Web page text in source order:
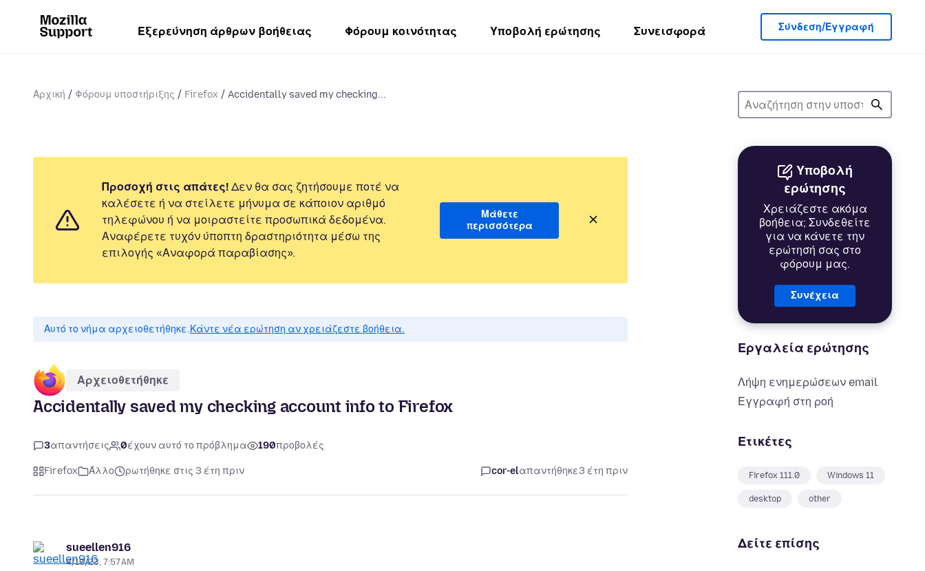
Εξερεύνηση άρθρων βοήθειας Φόρουμ κοινότητας Υποβολή ερώτησης Συνεισφορά Σύνδεση/Εγγραφή
Αρχική Φόρουμ υποστήριξης Firefox Accidentally saved my checking...
Υποβολή
ερώτησης
Χρειάζεστε ακόμα
βοήθεια; Συνδεθείτε
για να κάνετε την
ερώτησή σας στο
φόρουμ μας.
Συνέχεια
Εργαλεία ερώτησης
Λήψη ενημερώσεων email
Εγγραφή στη ροή
Ετικέτες
Firefox 111.0 Windows 11
desktop other
Δείτε επίσης
Προσοχή στις απάτες! Δεν θα σας ζητήσουμε ποτέ να
καλέσετε ή να στείλετε μήνυμα σε κάποιον αριθμό
τηλεφώνου ή να μοιραστείτε προσωπικά δεδομένα.
Αναφέρετε τυχόν ύποπτη δραστηριότητα μέσω της
επιλογής «Αναφορά παραβίασης».
Μάθετε
περισσότερα
Αυτό το νήμα αρχειοθετήθηκε.Κάντε νέα ερώτηση αν χρειάζεστε βοήθεια.
Αρχειοθετήθηκε
Accidentally saved my checking account info to Firefox
3απαντήσεις 0έχουν αυτό το πρόβλημα 190προβολές
Firefox Άλλο ρωτήθηκε στις 3 έτη πριν cor-elαπαντήθηκε3 έτη πριν
sueellen916
4/10/23, 7:57 AM